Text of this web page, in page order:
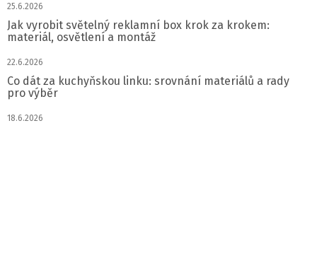
25.6.2026
Jak vyrobit světelný reklamní box krok za krokem:
materiál, osvětlení a montáž
22.6.2026
Co dát za kuchyňskou linku: srovnání materiálů a rady
pro výběr
18.6.2026